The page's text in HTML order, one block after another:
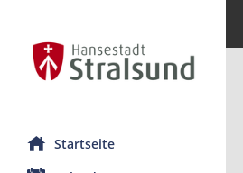
Startseite